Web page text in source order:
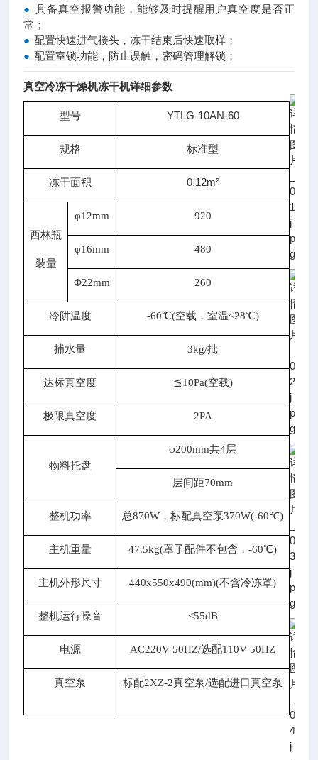
● 具备真空报警功能，能够及时提醒用户真空度是否正
常；
● 配置快速进气接头，冻干结束后快速取样；
● 配置室锁功能，防止误触，密码管理解锁；
真空冷冻干燥机冻干机详细参数
型号 YTLG-10AN-60
规格 标准型
冻干面积 0.12m²
西林瓶
装量
φ12mm 920
φ16mm 480
Φ22mm 260
冷阱温度 -60℃(空载，室温≤28℃)
捕水量 3kg/批
达标真空度 ≦10Pa(空载)
极限真空度 2PA
物料托盘
φ200mm共4层
层间距70mm
整机功率 总870W，标配真空泵370W(-60℃)
主机重量 47.5kg(罩子配件不包含，-60℃)
主机外形尺寸 440x550x490(mm)(不含冷冻罩)
整机运行噪音 ≤55dB
电源 AC220V 50HZ/选配110V 50HZ
真空泵 标配2XZ-2真空泵/选配进口真空泵